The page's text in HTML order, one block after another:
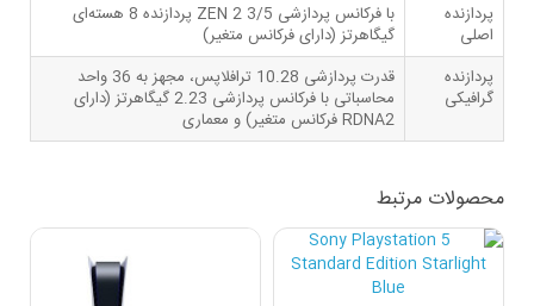
پردازنده
اصلی
پردازنده 8 هسته‌ا‌ی ZEN 2 با فرکانس پردازشی 3/5
گیگاهرتز (دارای فرکانس متغیر)
پردازنده
گرافیکی
قدرت پردازشی 10.28 ترافلاپس، مجهز به 36 واحد
محاسباتی با فرکانس پردازشی 2.23 گیگاهرتز (دارای
فرکانس متغیر) و معماری RDNA2
محصولات مرتبط